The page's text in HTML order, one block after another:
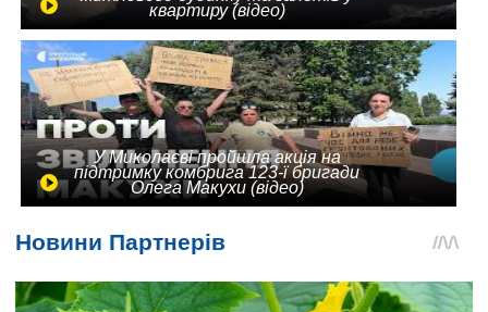
квартиру (відео)
У Миколаєві пройшла акція на
підтримку комбрига 123-ї бригади
Олега Макухи (відео)